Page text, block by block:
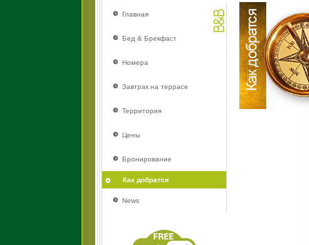
Главная
Бед & Брекфаст
Номера
Завтрак на террасе
Территория
Цены
Бронирование
Как добратся
News